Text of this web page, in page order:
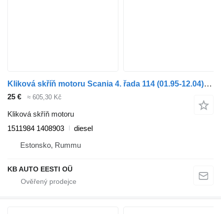
Kliková skříň motoru Scania 4. řada 114 (01.95-12.04) 1511984 1408903 pro nákladní auta Scania 4-series (1995-2006)
25 € ≈ 605,30 Kč
Kliková skříň motoru
1511984 1408903
diesel
Estonsko, Rummu
KB AUTO EESTI OÜ